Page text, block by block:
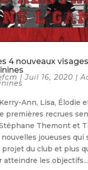
4 nouveaux
|Juil 16, 2020 |
Ann, Lisa, Élodie
premières recrues
Themont et
joueuses qui
du club et plus
atteindre les objectifs...